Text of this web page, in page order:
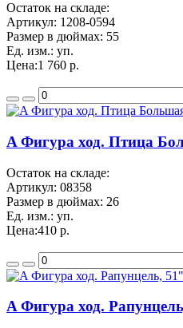
Остаток на складе:
Артикул: 1208-0594
Размер в дюймах: 55
Ед. изм.: уп.
Цена:1 760 р.
A Фигура ход. Птица
Остаток на складе:
Артикул: 08358
Размер в дюймах: 26
Ед. изм.: уп.
Цена:410 р.
A Фигура ход.